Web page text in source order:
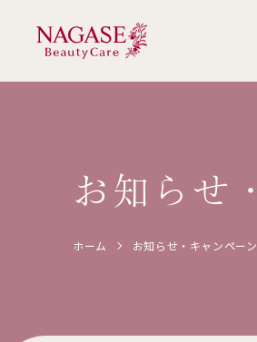
お知らせ・
ホーム お知らせ・ キャンペーン